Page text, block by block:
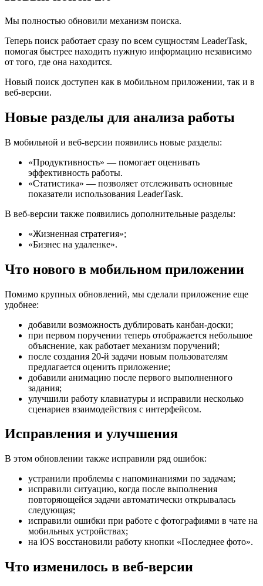
Мы полностью обновили механизм поиска.
Теперь поиск работает сразу по всем сущностям LeaderTask,
помогая быстрее находить нужную информацию независимо
от того, где она находится.
Новый поиск доступен как в мобильном приложении, так и в
веб-версии.
Новые разделы для анализа работы
В мобильной и веб-версии появились новые разделы:
«Продуктивность» — помогает оценивать
эффективность работы.
«Статистика» — позволяет отслеживать основные
показатели использования LeaderTask.
В веб-версии также появились дополнительные разделы:
«Жизненная стратегия»;
«Бизнес на удаленке».
Что нового в мобильном приложении
Помимо крупных обновлений, мы сделали приложение еще
удобнее:
добавили возможность дублировать канбан-доски;
при первом поручении теперь отображается небольшое
объяснение, как работает механизм поручений;
после создания 20-й задачи новым пользователям
предлагается оценить приложение;
добавили анимацию после первого выполненного
задания;
улучшили работу клавиатуры и исправили несколько
сценариев взаимодействия с интерфейсом.
Исправления и улучшения
В этом обновлении также исправили ряд ошибок:
устранили проблемы с напоминаниями по задачам;
исправили ситуацию, когда после выполнения
повторяющейся задачи автоматически открывалась
следующая;
исправили ошибки при работе с фотографиями в чате на
мобильных устройствах;
на iOS восстановили работу кнопки «Последнее фото».
Что изменилось в веб-версии